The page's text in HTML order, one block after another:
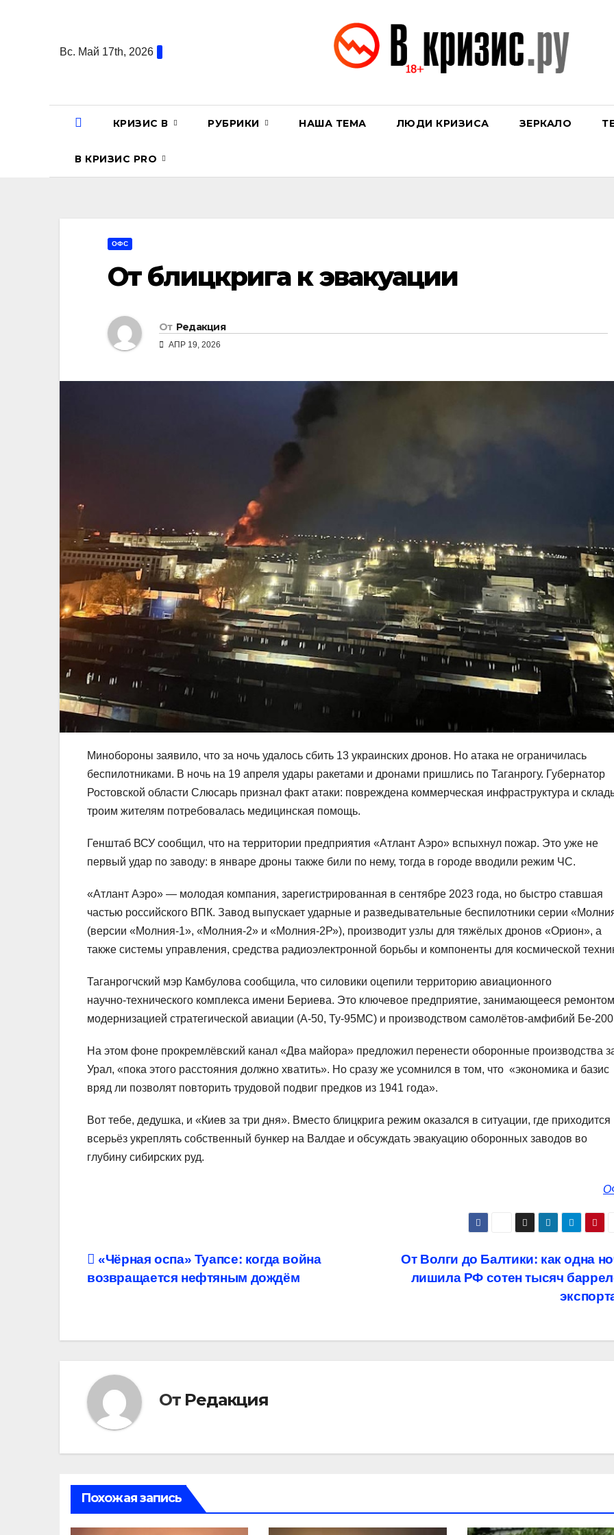
содержаниюВс. Май 17th, 2026
КРИЗИС В РУБРИКИ НАША ТЕМА ЛЮДИ КРИЗИСА ЗЕРКАЛО
В КРИЗИС PRO
ОФС
От блицкрига к эвакуации
От Редакция
АПР 19, 2026
Минобороны заявило, что за ночь удалось сбить 13 украинских дронов. Но атака не ограничилась
беспилотниками. В ночь на 19 апреля удары ракетами и дронами пришлись по Таганрогу. Губернатор
Ростовской области Слюсарь признал факт атаки: повреждена коммерческая инфраструктура и
троим жителям потребовалась медицинская помощь.
Генштаб ВСУ сообщил, что на территории предприятия «Атлант Аэро» вспыхнул пожар. Это уже не
первый удар по заводу: в январе дроны также били по нему, тогда в городе вводили режим ЧС.
«Атлант Аэро» — молодая компания, зарегистрированная в сентябре 2023 года, но быстро ставшая
частью российского ВПК. Завод выпускает ударные и разведывательные беспилотники серии
(версии «Молния‑1», «Молния‑2» и «Молния‑2Р»), производит узлы для тяжёлых дронов «Орион», а
также системы управления, средства радиоэлектронной борьбы и компоненты для космической
Таганрогчский мэр Камбулова сообщила, что силовики оцепили территорию авиационного
научно‑технического комплекса имени Бериева. Это ключевое предприятие, занимающееся
модернизацией стратегической авиации (А‑50, Ту‑95МС) и производством самолётов‑амфибий
На этом фоне прокремлёвский канал «Два майора» предложил перенести оборонные производства
Урал, «пока этого расстояния должно хватить». Но сразу же усомнился в том, что «экономика и базис
вряд ли позволят повторить трудовой подвиг предков из 1941 года».
Вот тебе, дедушка, и «Киев за три дня». Вместо блицкрига режим оказался в ситуации, где приходится
всерьёз укреплять собственный бункер на Валдае и обсуждать эвакуацию оборонных заводов во
глубину сибирских руд.
Навигация
От Волги до Балтики: как одна
лишила РФ сотен тысяч
«Чёрная оспа» Туапсе: когда война
возвращается нефтяным дождём
От Редакция
Похожая запись